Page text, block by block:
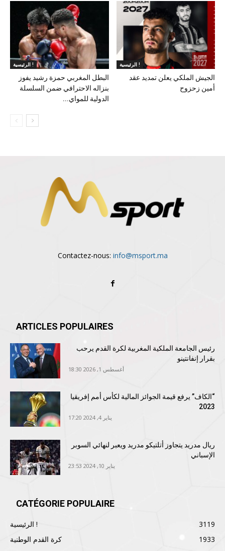
الرئيسية !
البطل المغربي حمزة رشيد يفوز
بنزاله الاحترافي ضمن السلسلة
الدولية للمواي...
الرئيسية !
الجيش الملكي يعلن تمديد عقد
أمين زحزوح
Contactez-nous: info@msport.ma
ARTICLES POPULAIRES
رئيس الجامعة الملكية المغربية لكرة القدم يرحب
بقرار إنفانتينو
أغسطس 1, 2026 18:30
“الكاف” يرفع قيمة الجوائز المالية لكأس أمم إفريقيا
2023
يناير 4, 2024 17:20
ريال مدريد يتجاوز أتلتيكو مدريد ويعبر لنهائي السوبر
الإسباني
يناير 10, 2024 23:53
CATÉGORIE POPULAIRE
الرئيسية !
3119
كرة القدم الوطنية
1933